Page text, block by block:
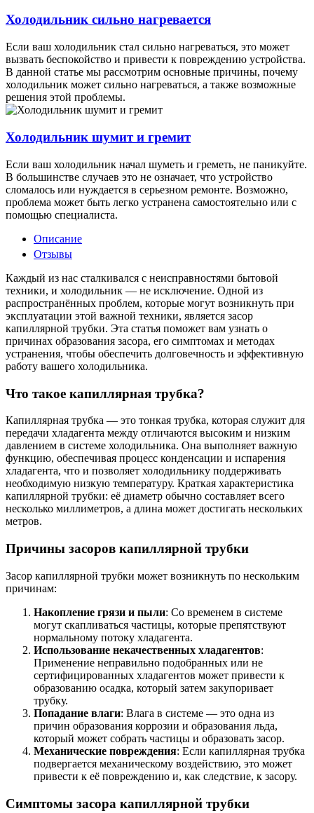
Холодильник сильно нагревается
Если ваш холодильник стал сильно нагреваться, это может
вызвать беспокойство и привести к повреждению устройства.
В данной статье мы рассмотрим основные причины, почему
холодильник может сильно нагреваться, а также возможные
решения этой проблемы.
Холодильник шумит и гремит
Если ваш холодильник начал шуметь и греметь, не паникуйте.
В большинстве случаев это не означает, что устройство
сломалось или нуждается в серьезном ремонте. Возможно,
проблема может быть легко устранена самостоятельно или с
помощью специалиста.
Описание
Отзывы
Каждый из нас сталкивался с неисправностями бытовой
техники, и холодильник — не исключение. Одной из
распространённых проблем, которые могут возникнуть при
эксплуатации этой важной техники, является засор
капиллярной трубки. Эта статья поможет вам узнать о
причинах образования засора, его симптомах и методах
устранения, чтобы обеспечить долговечность и эффективную
работу вашего холодильника.
Что такое капиллярная трубка?
Капиллярная трубка — это тонкая трубка, которая служит для
передачи хладагента между отличаются высоким и низким
давлением в системе холодильника. Она выполняет важную
функцию, обеспечивая процесс конденсации и испарения
хладагента, что и позволяет холодильнику поддерживать
необходимую низкую температуру. Краткая характеристика
капиллярной трубки: её диаметр обычно составляет всего
несколько миллиметров, а длина может достигать нескольких
метров.
Причины засоров капиллярной трубки
Засор капиллярной трубки может возникнуть по нескольким
причинам:
Накопление грязи и пыли: Со временем в системе
могут скапливаться частицы, которые препятствуют
нормальному потоку хладагента.
Использование некачественных хладагентов:
Применение неправильно подобранных или не
сертифицированных хладагентов может привести к
образованию осадка, который затем закупоривает
трубку.
Попадание влаги: Влага в системе — это одна из
причин образования коррозии и образования льда,
который может собрать частицы и образовать засор.
Механические повреждения: Если капиллярная трубка
подвергается механическому воздействию, это может
привести к её повреждению и, как следствие, к засору.
Симптомы засора капиллярной трубки